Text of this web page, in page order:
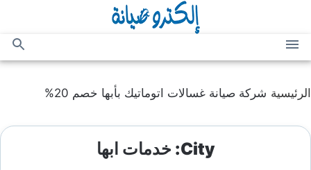
المحتوى
القائمة
بحث
الرئيسية شركة صيانة غسالات اتوماتيك بأبها خصم 20%
City: خدمات ابها